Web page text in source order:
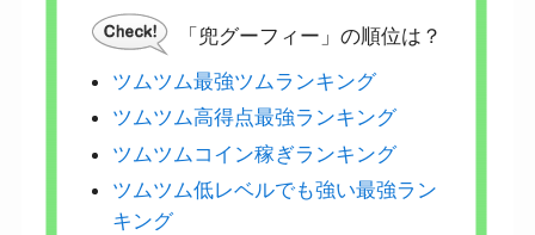
「兜グーフィー」の順位は？
ツムツム最強ツムランキング
ツムツム高得点最強ランキング
ツムツムコイン稼ぎランキング
ツムツム低レベルでも強い最強ラン
キング